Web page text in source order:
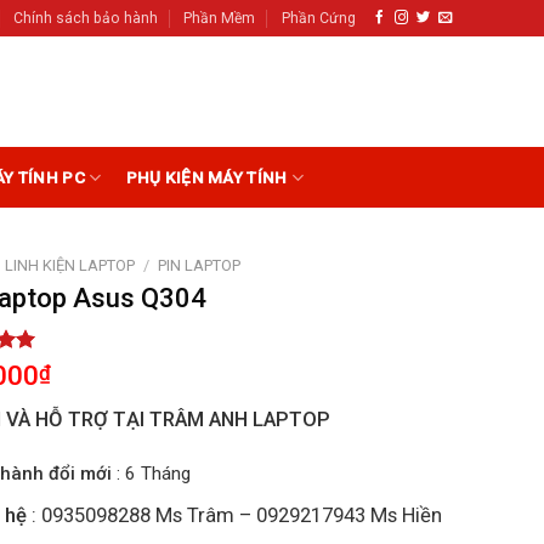
Chính sách bảo hành Phần Mềm Phần Cứng
TÍNH PC PHỤ KIỆN MÁY TÍNH
LINH KIỆN LAPTOP / PIN LAPTOP
Asus Q304
₫
VÀ HỖ TRỢ TẠI TRÂM ANH LAPTOP
đổi mới : 6 Tháng
hệ: 0935098288 Ms Trâm – 0929217943 Ms Hiền